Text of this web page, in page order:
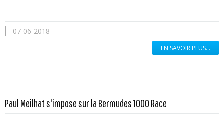
07-06-2018
EN SAVOIR PLUS...
Paul Meilhat s'impose sur la Bermudes 1000 Race